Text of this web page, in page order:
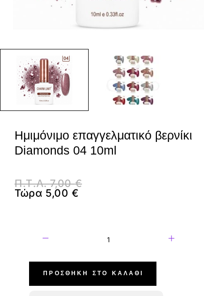
Ημιμόνιμο επαγγελματικό βερνίκι
Diamonds 04 10ml
Π.Τ.Λ.7,00€
Τώρα 5,00€
ΠΡΟΣΘΉΚΗ ΣΤΟ ΚΑΛΆΘΙ